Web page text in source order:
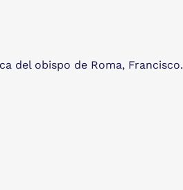
del obispo de Roma, Francisco.